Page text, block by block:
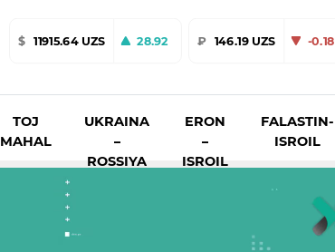
$ 11915.64 UZS 28.92 ₽ 146.19 UZS -0.18
TOJ
MAHAL
UKRAINA
–
ROSSIYA
ERON
–
ISROIL
FALASTIN-
ISROIL